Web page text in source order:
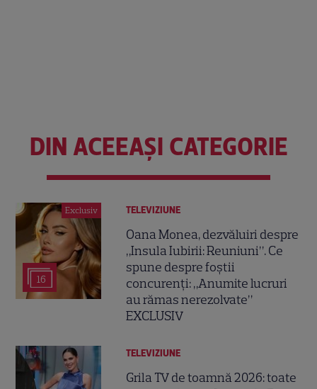
DIN ACEEAȘI CATEGORIE
Exclusiv
16
TELEVIZIUNE
Oana Monea, dezvăluiri despre
„Insula Iubirii: Reuniuni”. Ce
spune despre foștii
concurenți: „Anumite lucruri
au rămas nerezolvate”
EXCLUSIV
TELEVIZIUNE
Grila TV de toamnă 2026: toate